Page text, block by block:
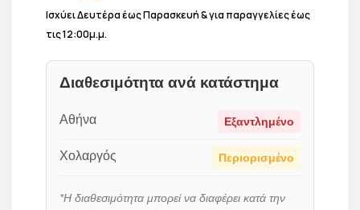
Ισχύει Δευτέρα έως Παρασκευή & για παραγγελίες έως
τις 12:00μ.μ.
Διαθεσιμότητα ανά κατάστημα
Αθήνα Εξαντλημένο
Χολαργός Περιορισμένο
*Η διαθεσιμότητα μπορεί να διαφέρει κατά την